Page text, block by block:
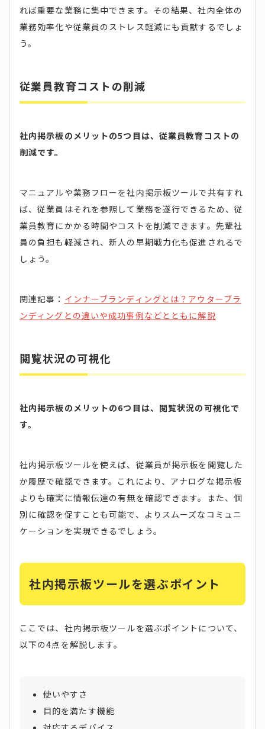
れば重要な業務に集中できます。その結果、社内全体の
業務効率化や従業員のストレス軽減にも貢献するでしょ
う。
従業員教育コストの削減
社内掲示板のメリットの5つ目は、従業員教育コストの
削減です。
マニュアルや業務フローを社内掲示板ツールで共有すれ
ば、従業員はそれを参照して業務を遂行できるため、従
業員教育にかかる時間やコストを削減できます。先輩社
員の負担も軽減され、新人の早期戦力化も促進されるで
しょう。
関連記事： インナーブランディングとは？アウターブラ
ンディングとの違いや成功事例などとともに解説
閲覧状況の可視化
社内掲示板のメリットの6つ目は、閲覧状況の可視化で
す。
社内掲示板ツールを使えば、従業員が掲示板を閲覧した
か履歴で確認できます。これにより、アナログな掲示板
よりも確実に情報伝達の有無を確認できます。また、個
別に確認を促すことも可能で、よりスムーズなコミュニ
ケーションを実現できるでしょう。
社内掲示板ツールを選ぶポイント
ここでは、社内掲示板ツールを選ぶポイントについて、
以下の4点を解説します。
使いやすさ
目的を満たす機能